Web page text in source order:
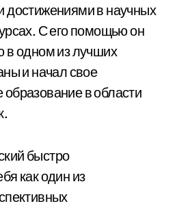
достижениями в научных
С его помощью он
в одном из лучших
и начал свое
в области
быстро
как один из